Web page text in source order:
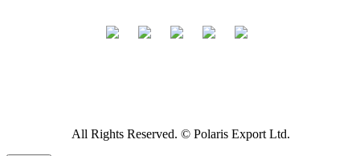
All Rights Reserved. © Polaris Export Ltd.